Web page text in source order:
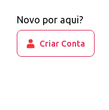
Novo por aqui?
Criar Conta